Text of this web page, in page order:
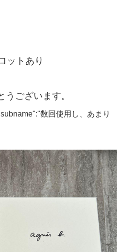
ットあり
うございます。
数回使用し、あまり